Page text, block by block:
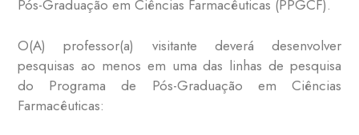
Pós-Graduação em Ciências Farmacêuticas (PPGCF).
O(A) professor(a) visitante deverá desenvolver
pesquisas ao menos em uma das linhas de pesquisa
do Programa de Pós-Graduação em Ciências
Farmacêuticas: